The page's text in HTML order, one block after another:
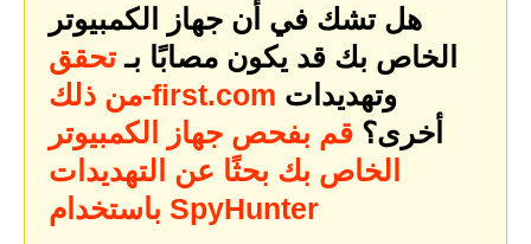
هل تشك في أن جهاز الكمبيوتر
الخاص بك قد يكون مصابًا بـتحقق
من ذلك-first.com
أخرى؟ قم بفحص جهاز الكمبيوتر
الخاص بك بحثًا عن التهديدات
باستخدام SpyHunter